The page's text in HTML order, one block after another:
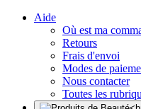
Aide
Où est ma
Retours
Frais d'envoi
Modes de
Nous contacter
Toutes les